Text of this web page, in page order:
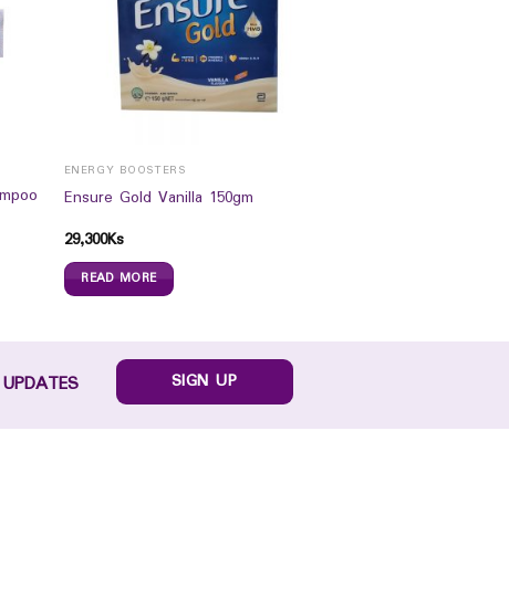
ENERGY BOOSTERS
Ensure Gold Vanilla 150gm
29,300Ks
READ MORE
SIGN UP